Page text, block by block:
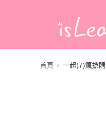
首頁 一起(7)瘋搶購